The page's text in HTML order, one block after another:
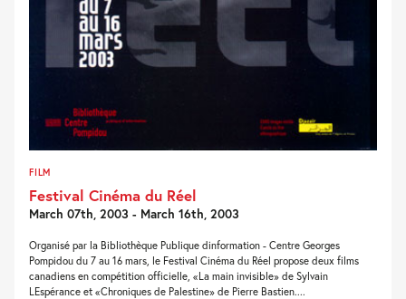
FILM
Festival Cinéma du Réel
March 07th, 2003 - March 16th, 2003
Organisé par la Bibliothèque Publique dinformation - Centre Georges
Pompidou du 7 au 16 mars, le Festival Cinéma du Réel propose deux films
canadiens en compétition officielle, «La main invisible» de Sylvain
LEspérance et «Chroniques de Palestine» de Pierre Bastien....